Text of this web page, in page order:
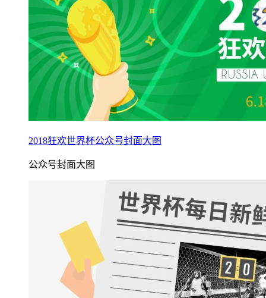
2018狂欢世界杯公众号封面大图
公众号封面大图